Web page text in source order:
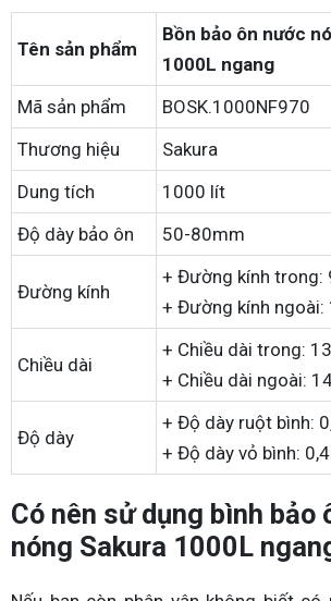
Tên sản phẩm
Bồn bảo ôn nước
1000L ngang
Mã sản phẩm
BOSK.1000NF970
Thương hiệu
Sakura
Dung tích
1000 lít
Độ dày bảo ôn
50-80mm
Đường kính
+ Đường kính trong:
+ Đường kính
Chiều dài
+ Chiều dài trong:
+ Chiều dài ngoài:
Độ dày
+ Độ dày ruột bình:
+ Độ dày vỏ bình:
Có nên sử dụng bình bảo
nóng Sakura 1000L